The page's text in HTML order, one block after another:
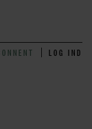
LOG IND